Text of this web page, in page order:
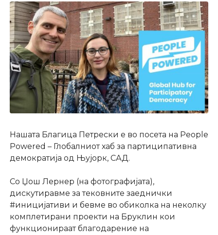
Нашата Благица Петрески е во посета на People
Powered – Глобалниот хаб за партиципативна
демократија од Њујорк, САД.
Со Џош Лернер (на фотографијата),
дискутиравме за тековните заеднички
#иницијативи и бевме во обиколка на неколку
комплетирани проекти на Бруклин кои
функционираат благодарение на